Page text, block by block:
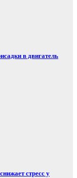
в двигатель
стресс у